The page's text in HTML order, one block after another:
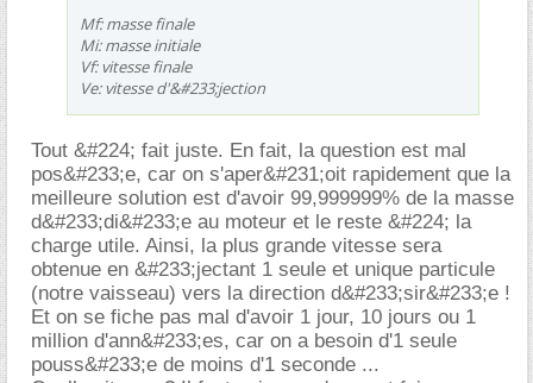
Mf: masse finale
Mi: masse initiale
Vf: vitesse finale
Ve: vitesse d'&#233;jection
Tout &#224; fait juste. En fait, la question est mal
pos&#233;e, car on s'aper&#231;oit rapidement que la
meilleure solution est d'avoir 99,999999% de la masse
d&#233;di&#233;e au moteur et le reste &#224; la
charge utile. Ainsi, la plus grande vitesse sera
obtenue en &#233;jectant 1 seule et unique particule
(notre vaisseau) vers la direction d&#233;sir&#233;e !
Et on se fiche pas mal d'avoir 1 jour, 10 jours ou 1
million d'ann&#233;es, car on a besoin d'1 seule
pouss&#233;e de moins d'1 seconde ...